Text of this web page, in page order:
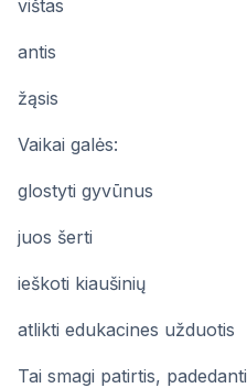
vištas
antis
žąsis
Vaikai galės:
glostyti gyvūnus
juos šerti
ieškoti kiaušinių
atlikti edukacines užduotis
Tai smagi patirtis,